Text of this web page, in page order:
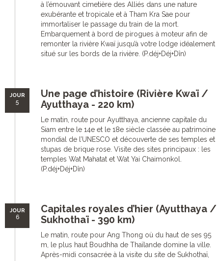
à l’émouvant cimetière des Alliés dans une nature
exubérante et tropicale et à Tham Kra Sae pour
immortaliser le passage du train de la mort.
Embarquement à bord de pirogues à moteur afin de
remonter la rivière Kwaï jusqu’à votre lodge idéalement
situé sur les bords de la rivière. (P.déj+Déj+Dîn)
JOUR
5
Une page d’histoire (Rivière Kwaï /
Ayutthaya - 220 km)
Le matin, route pour Ayutthaya, ancienne capitale du
Siam entre le 14e et le 18e siècle classée au patrimoine
mondial de l’UNESCO et découverte de ses temples et
stupas de brique rose. Visite des sites principaux : les
temples Wat Mahatat et Wat Yai Chaimonkol.
(P.déj+Déj+Dîn)
JOUR
6
Capitales royales d’hier (Ayutthaya /
Sukhothaï - 390 km)
Le matin, route pour Ang Thong où du haut de ses 95
m, le plus haut Boudhha de Thaïlande domine la ville.
Après-midi consacrée à la visite du site de Sukhothaï,